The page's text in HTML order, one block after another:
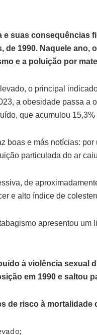
e suas consequências
1990. Naquele ano,
e a poluição por
o principal
a obesidade passa a
que acumulou 15,3%
boas e más notícias:
particulada do ar
de
e alto índice de
apresentou
à violência sexual
em 1990 e saltou
de risco à